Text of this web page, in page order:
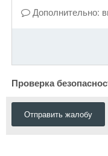
Дополнительно:
Проверка
Отправить жалобу